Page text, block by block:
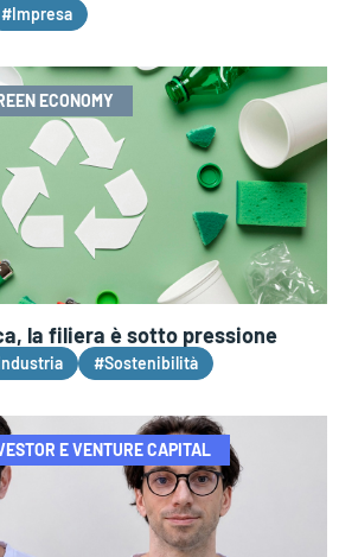
#Impresa
ECONOMY
la filiera è sotto pressione
#Sostenibilità
E VENTURE CAPITAL